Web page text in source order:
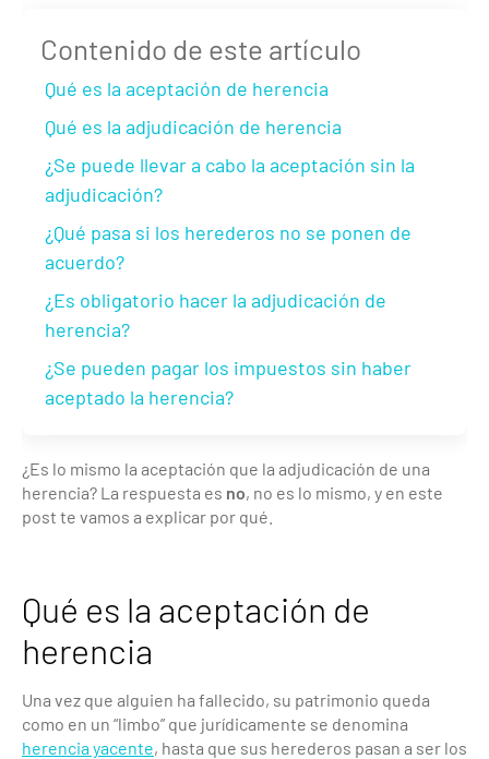
Contenido de este artículo
Qué es la aceptación de herencia
Qué es la adjudicación de herencia
¿Se puede llevar a cabo la aceptación sin la
adjudicación?
¿Qué pasa si los herederos no se ponen de
acuerdo?
¿Es obligatorio hacer la adjudicación de
herencia?
¿Se pueden pagar los impuestos sin haber
aceptado la herencia?
¿Es lo mismo la aceptación que la adjudicación de una
herencia? La respuesta es no, no es lo mismo, y en este
post te vamos a explicar por qué.
Qué es la aceptación de
herencia
Una vez que alguien ha fallecido, su patrimonio queda
como en un “limbo” que jurídicamente se denomina
herencia yacente, hasta que sus herederos pasan a ser los